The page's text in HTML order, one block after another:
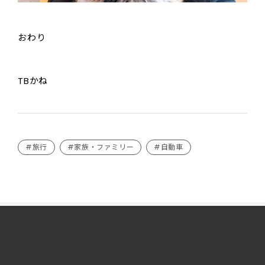
おわり
TBかね
#旅行 #家族・ファミリー #自動車